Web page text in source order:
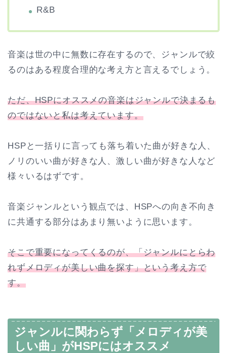
R&B
音楽は世の中に無数に存在するので、ジャンルで絞
るのはある程度合理的な考え方と言えるでしょう。
ただ、HSPにオススメの音楽はジャンルで決まるも
のではないと私は考えています。
HSPと一括りに言っても落ち着いた曲が好きな人、
ノリのいい曲が好きな人、激しい曲が好きな人など
様々いるはずです。
音楽ジャンルという観点では、HSPへの向き不向き
に共通する部分はあまり無いように思います。
そこで重要になってくるのが、「ジャンルにとらわ
れずメロディが美しい曲を探す」という考え方で
す。
ジャンルに関わらず「メロディが美
しい曲」がHSPにはオススメ